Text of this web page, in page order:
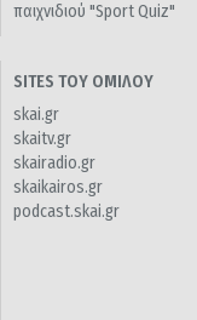
παιχνιδιού "Sport Quiz"
SITES ΤΟΥ ΟΜΙΛΟΥ
skai.gr
skaitv.gr
skairadio.gr
skaikairos.gr
podcast.skai.gr